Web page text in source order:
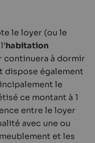
le loyer (ou le
habitation
continuera à dormir
dispose également
le
ce montant à 1
entre le loyer
avec une ou
et les